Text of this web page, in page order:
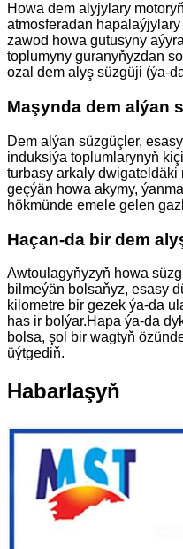
Howa dem alyjylary
atmosferadan
zawod howa gutusyny
toplumyny guranyňyzdan
ozal dem alyş süzgüji (ýa-
Maşynda dem alýan
Dem alýan süzgüçler,
induksiýa toplumlarynyň
turbasy arkaly dwigateldäki
geçýän howa akymy,
hökmünde emele gelen
Haçan-da bir dem
Awtoulagyňyzyň howa
bilmeýän bolsaňyz, esasy
kilometre bir gezek ýa-da
has ir bolýar.Hapa ýa-da
bolsa, şol bir wagtyň
üýtgediň.
Habarlaşyň